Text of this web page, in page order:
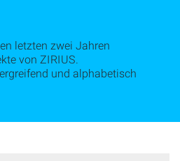
letzten zwei Jahren
von ZIRIUS.
und alphabetisch